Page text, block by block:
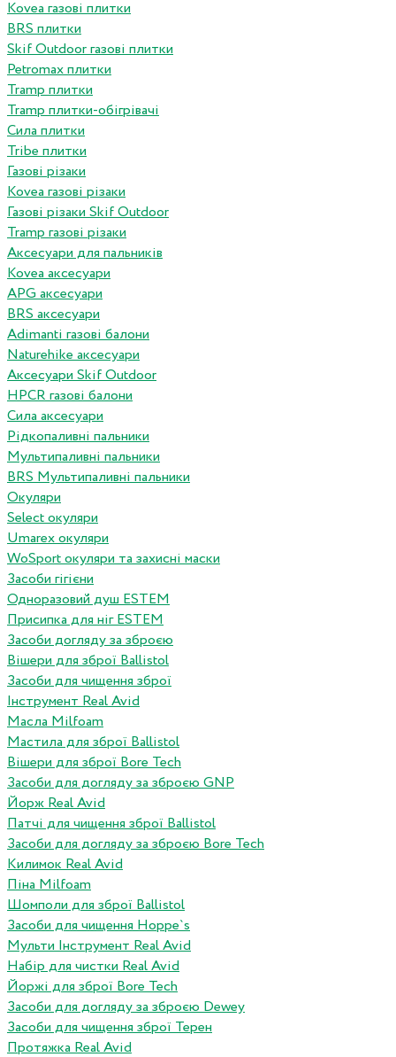
Kovea газові плитки
BRS плитки
Skif Outdoor газові плитки
Petromax плитки
Tramp плитки
Tramp плитки-обігрівачі
Сила плитки
Tribe плитки
Газові різаки
Kovea газові різаки
Газові різаки Skif Outdoor
Tramp газові різаки
Аксесуари для пальників
Kovea аксесуари
APG аксесуари
BRS аксесуари
Adimanti газові балони
Naturehike аксесуари
Аксесуари Skif Outdoor
HPCR газові балони
Сила аксесуари
Рідкопаливні пальники
Мультипаливні пальники
BRS Мультипаливні пальники
Окуляри
Select окуляри
Umarex окуляри
WoSport окуляри та захисні маски
Засоби гігієни
Одноразовий душ ESTEM
Присипка для ніг ESTEM
Засоби догляду за зброєю
Вішери для зброї Ballistol
Засоби для чищення зброї
Інструмент Real Avid
Масла Milfoam
Мастила для зброї Ballistol
Вішери для зброї Bore Tech
Засоби для догляду за зброєю GNP
Йорж Real Avid
Патчі для чищення зброї Ballistol
Засоби для догляду за зброєю Bore Tech
Килимок Real Avid
Піна Milfoam
Шомполи для зброї Ballistol
Засоби для чищення Hoppe`s
Мульти Інструмент Real Avid
Набір для чистки Real Avid
Йоржі для зброї Bore Tech
Засоби для догляду за зброєю Dewey
Засоби для чищення зброї Терен
Протяжка Real Avid